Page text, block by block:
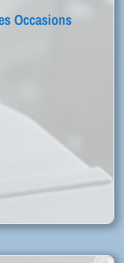
Occasions